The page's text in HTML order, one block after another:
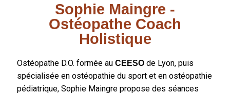
Sophie Maingre -
Ostéopathe Coach
Holistique
Ostéopathe D.O. formée au CEESOde Lyon, puis
spécialisée en ostéopathie du sport et en ostéopathie
pédiatrique, Sophie Maingre propose des séances